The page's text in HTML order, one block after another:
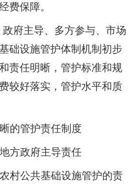
费保障。
政府主导、多方参与、市场
础设施管护体制机制初步
责任明晰，管护标准和规
较好落实，管护水平和质
的管护责任制度
地方政府主导责任
村公共基础设施管护的责